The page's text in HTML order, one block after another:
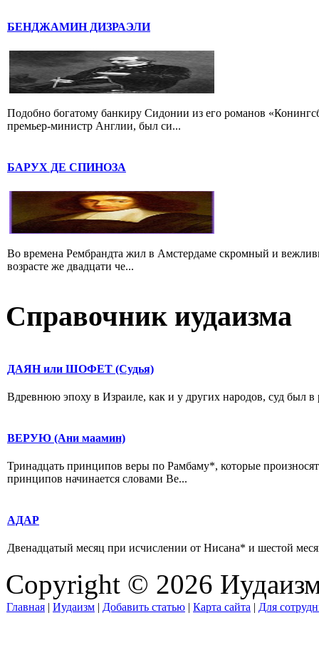
БЕНДЖАМИН ДИЗРАЭЛИ
Подобно богатому банкиру Сидонии из его романов
премьер-министр Англии, был си...
БАРУХ ДЕ СПИНОЗА
Во времена Рембрандта жил в Амстердаме скромный и
возрасте же двадцати че...
Справочник иудаизма
ДАЯН или ШОФЕТ (Судья)
Вдревнюю эпоху в Израиле, как и у других народов, суд был
ВЕРУЮ (Ани маамин)
Тринадцать принципов веры по Рамбаму*, которые
принципов начинается словами Ве...
АДАР
Двенадцатый месяц при исчислении от Нисана* и шестой
Copyright © 2026
Главная | Иудаизм | Добавить статью | Карта сайта | Для